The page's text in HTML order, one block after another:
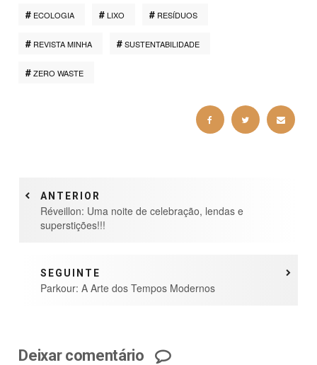
ECOLOGIA LIXO RESÍDUOS
REVISTA MINHA SUSTENTABILIDADE
ZERO WASTE
ANTERIOR
Réveillon: Uma noite de celebração, lendas e
superstições!!!
SEGUINTE
Parkour: A Arte dos Tempos Modernos
Deixar comentário